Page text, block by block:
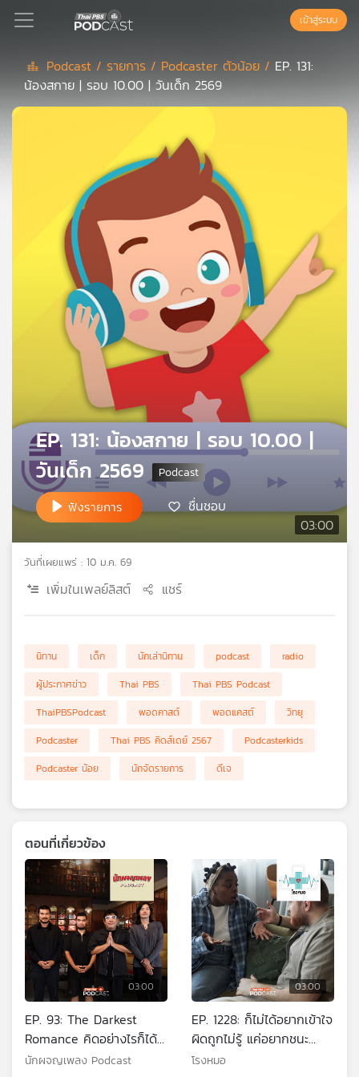
Podcast
เพลง
บทความ
ข่าว
และ
กิจกรรม
เครือ
พี
เอส
แผนที่
วิทยุ
เครือ
ข่าย
เข้าสู่ระบบ
Podcast / รายการ / Podcaster ตัวน้อย / EP. 131:
น้องสกาย | รอบ 10.00 | วันเด็ก 2569
03:00
EP. 131: น้องสกาย | รอบ 10.00 |
วันเด็ก 2569
ฟังรายการ ชื่นชอบ
วันที่เผยแพร่ : 10 ม.ค. 69
เพิ่มในเพลย์ลิสต์ แชร์
นิทาน เด็ก นักเล่านิทาน podcast
radio
ผู้ประกาศข่าว
Thai PBS
Thai PBS Podcast
ThaiPBSPodcast
พอดคาสต์ พอดแคสต์
วิทยุ
Podcaster
Thai PBS คิดส์เดย์ 2567
Podcasterkids
Podcaster น้อย
นักจัดรายการ ดีเจ
ตอนที่เกี่ยวข้อง
03:00
EP. 93: The Darkest
Romance คิดอย่างไรก็ได้ที่
ไม่เหมือนเดิม
นักผจญเพลง Podcast
03:00
EP. 1228: ก็ไม่ได้อยากเข้าใจ
ผิดถูกไม่รู้ แค่อยากชนะ
เท่านั้น
โรงหมอ